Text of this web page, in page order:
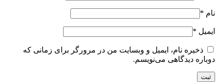
نام *
ایمیل *
ذخیره نام، ایمیل و وبسایت من در مرورگر برای زمانی که
دوباره دیدگاهی می‌نویسم.